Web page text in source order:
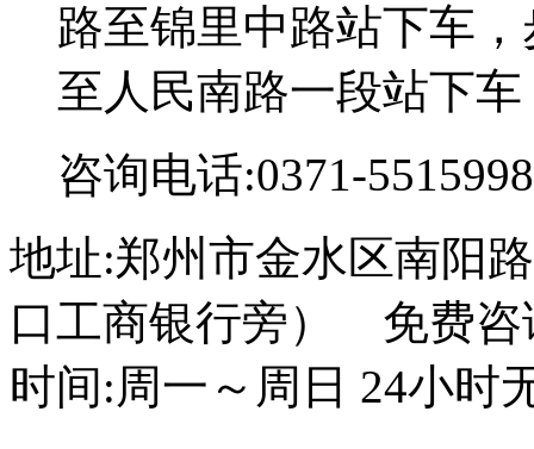
路至锦里中路站下车
至人民南路一段站下
咨询电话:0371-
地址:郑州市金水区南阳
口工商银行旁） 免费咨
时间:周一～周日 24小时